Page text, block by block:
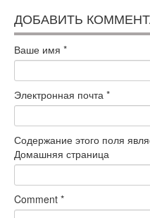
ДОБАВИТЬ
Ваше имя *
Электронная почта *
Содержание этого поля
Домашняя страница
Comment *